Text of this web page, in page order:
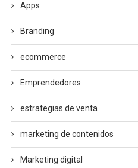
Apps
Branding
ecommerce
Emprendedores
estrategias de venta
marketing de contenidos
Marketing digital